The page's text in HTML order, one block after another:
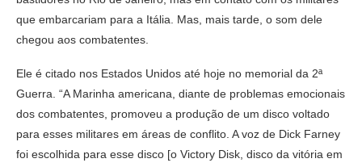
que embarcariam para a Itália. Mas, mais tarde, o som dele
chegou aos combatentes.
Ele é citado nos Estados Unidos até hoje no memorial da 2ª
Guerra. “A Marinha americana, diante de problemas emocionais
dos combatentes, promoveu a produção de um disco voltado
para esses militares em áreas de conflito. A voz de Dick Farney
foi escolhida para esse disco [o Victory Disk, disco da vitória em